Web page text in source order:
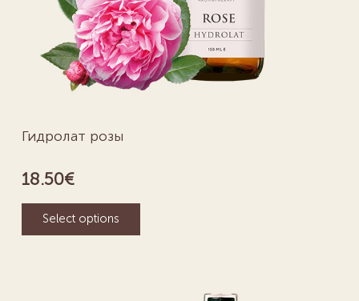
Гидролат розы
18.50€
Select options